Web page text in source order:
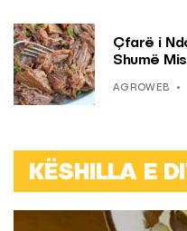
Çfarë i
Shumë
AGROWEB
KËSHILLA E